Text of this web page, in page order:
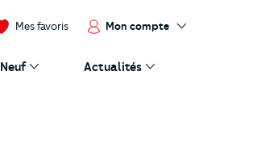
Mes favoris Mon compte
Neuf Actualités